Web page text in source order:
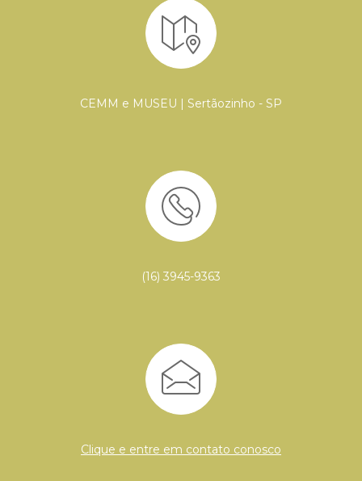
CEMM e MUSEU | Sertãozinho - SP
(16) 3945-9363
Clique e entre em contato conosco